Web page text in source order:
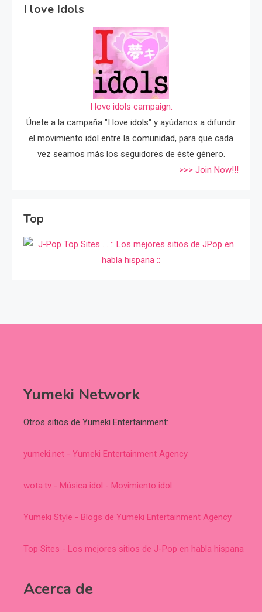
I love Idols
I love idols campaign.
Únete a la campaña "I love idols" y ayúdanos a difundir
el movimiento idol entre la comunidad, para que cada
vez seamos más los seguidores de éste género.
>>> Join Now!!!
Top
Yumeki Network
Otros sitios de Yumeki Entertainment:
yumeki.net - Yumeki Entertainment Agency
wota.tv - Música idol - Movimiento idol
Yumeki Style - Blogs de Yumeki Entertainment Agency
Top Sites - Los mejores sitios de J-Pop en habla hispana
Acerca de